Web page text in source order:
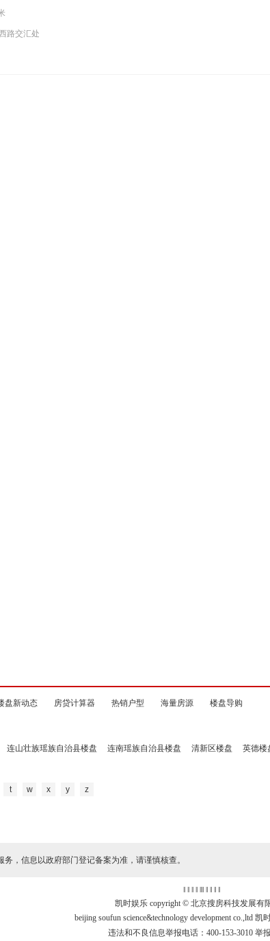
路交汇处
盘新动态 房贷计算器 热销户型 海量房源 楼盘导购
连山壮族瑶族自治县楼盘 连南瑶族自治县楼盘 清新区楼盘 英德楼
t w x y z
，信息以政府部门登记备案为准，请谨慎核查。
‖ ‖ ‖ ‖ ‖‖ ‖ ‖ ‖ ‖
凯时娱乐 copyright © 北京搜房科技发展有
beijing soufun science&technology development co.,ltd
违法和不良信息举报电话：400-153-3010 举